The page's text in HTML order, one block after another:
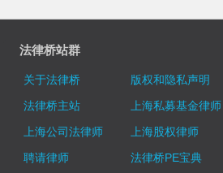
法律桥站群
关于法律桥 版权和隐私声明
法律桥主站
上海私募基金律师
上海公司法律师
上海股权律师
聘请律师
法律桥PE宝典